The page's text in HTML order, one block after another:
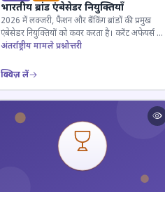
भारतीय ब्रांड एंबेसेडर नियुक्तियाँ
2026 में लक्जरी, फैशन और बैंकिंग ब्रांडों की प्रमुख
एंबेसेडर नियुक्तियों को कवर करता है। करेंट अफेयर्स के
लिए जरूरी।
अंतर्राष्ट्रीय मामले प्रश्नोत्तरी
क्विज़ लें